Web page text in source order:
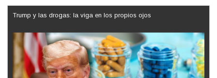
Trump y las drogas: la viga en los propios ojos